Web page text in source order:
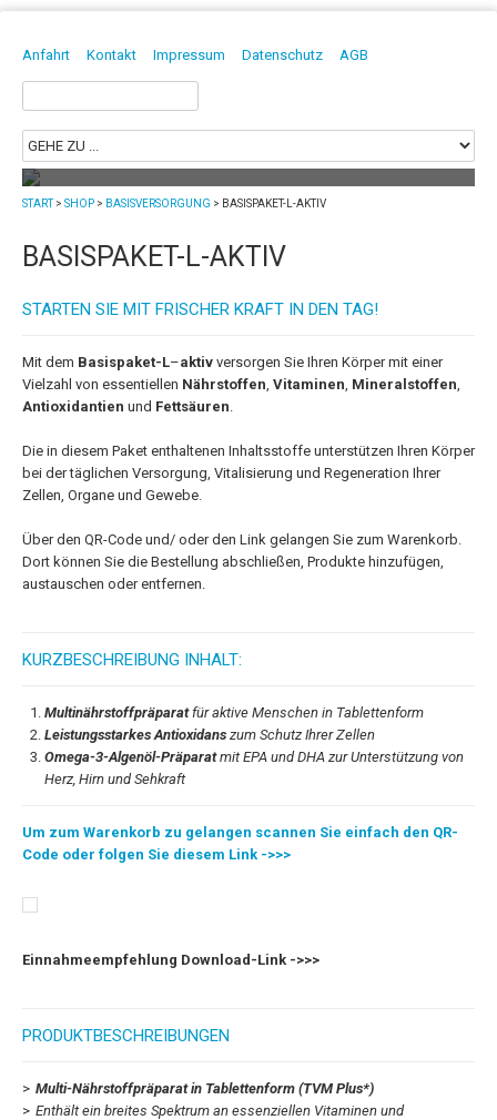
DAVID BORGMANN
HEILPRAKTIKER | PHYSIOTHERAPEUT | OSTEOPATH
Anfahrt Kontakt Impressum Datenschutz
AGB
Suchen
nach:
Mit Osteopathie in Dresden die
Die Osteopathie ist eine sanfte Heilmethode
mehr
START> SHOP > BASISVERSORGUNG > BASISPAKET-L-AKTIV
BASISPAKET-L-AKTIV
STARTEN SIE MIT FRISCHER KRAFT IN DEN TAG!
Mit dem Basispaket-L–aktiv versorgen Sie Ihren Körper mit einer
Vielzahl von essentiellen Nährstoffen, Vitaminen, Mineralstoffen,
Antioxidantien und Fettsäuren.
Die in diesem Paket enthaltenen Inhaltsstoffe unterstützen Ihren Körper
bei der täglichen Versorgung, Vitalisierung und Regeneration Ihrer
Zellen, Organe und Gewebe.
Über den QR-Code und/ oder den Link gelangen Sie zum Warenkorb.
Dort können Sie die Bestellung abschließen, Produkte hinzufügen,
austauschen oder entfernen.
KURZBESCHREIBUNG INHALT:
Multinährstoffpräparatfür aktive Menschen in Tablettenform
Leistungsstarkes Antioxidans zum Schutz Ihrer Zellen
Omega-3-Algenöl-Präparatmit EPA und DHA zur Unterstützung von
Herz, Hirn und Sehkraft
Um zum Warenkorb zu gelangen scannen Sie einfach den QR-
Code oder folgen Sie diesem Link ->>>
Einnahmeempfehlung Download-Link ->>>
PRODUKTBESCHREIBUNGEN
Multi-Nährstoffpräparat in Tablettenform (TVM Plus*)
Enthält ein breites Spektrum an essenziellen Vitaminen und